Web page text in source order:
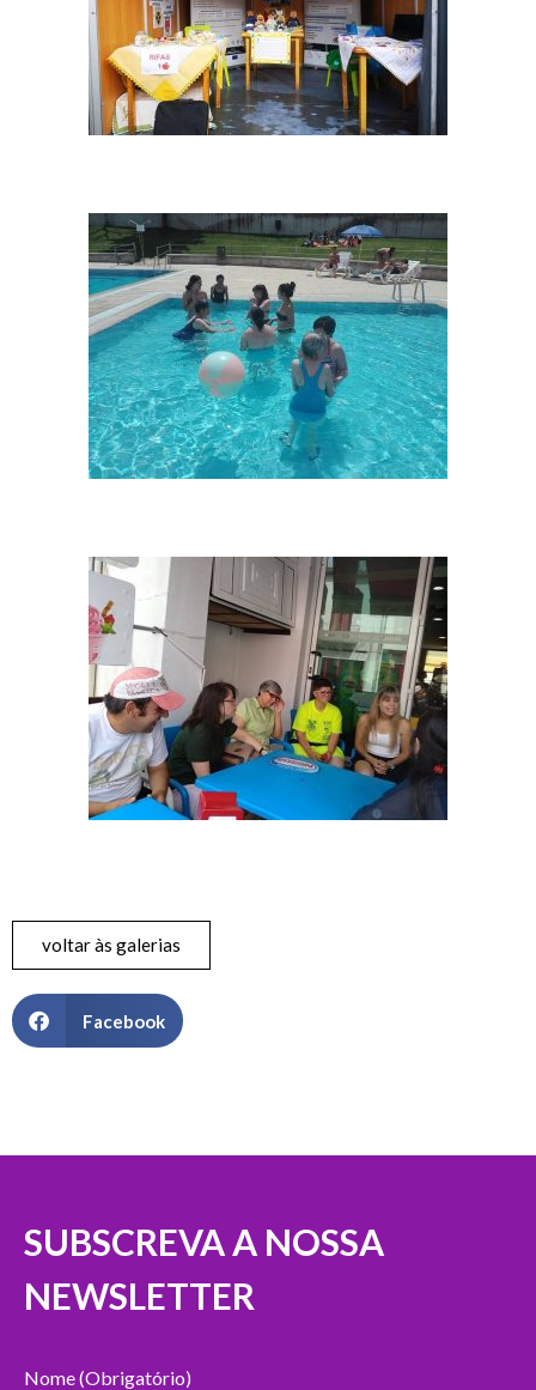
voltar às galerias
Facebook
SUBSCREVA A NOSSA
NEWSLETTER
Nome (Obrigatório)